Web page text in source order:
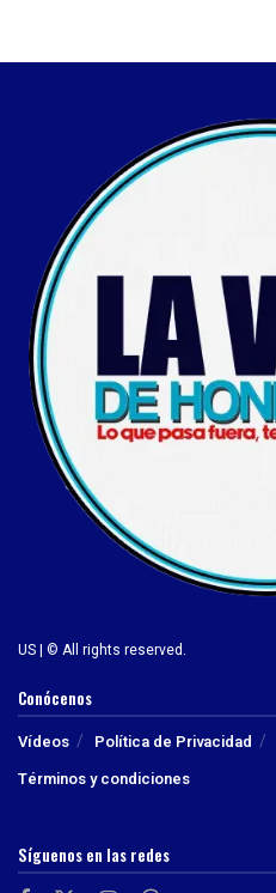
US | © All rights reserved.
Conócenos
Vídeos Política de Privacidad
Términos y condiciones
Síguenos en las redes